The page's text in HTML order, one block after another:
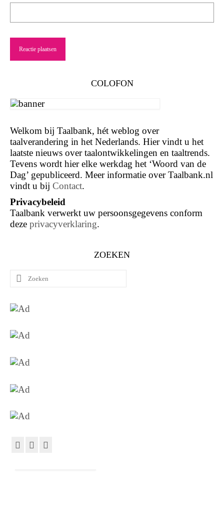
COLOFON
Welkom bij Taalbank, hét weblog over
taalverandering in het Nederlands. Hier vindt u het
laatste nieuws over taalontwikkelingen en taaltrends.
Tevens wordt hier elke werkdag het ‘Woord van de
Dag’ gepubliceerd. Meer informatie over Taalbank.nl
vindt u bij Contact.
Privacybeleid
Taalbank verwerkt uw persoonsgegevens conform
deze privacyverklaring.
ZOEKEN
Zoeken
naar: